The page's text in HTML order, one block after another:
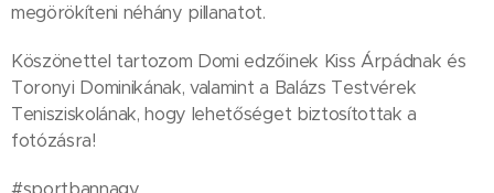
megörökíteni néhány pillanatot.
Köszönettel tartozom Domi edzőinek Kiss Árpádnak és
Toronyi Dominikának, valamint a Balázs Testvérek
Tenisziskolának, hogy lehetőséget biztosítottak a
fotózásra!